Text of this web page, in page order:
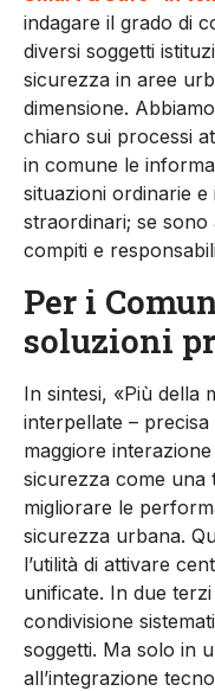
indagare il grado di
diversi soggetti
sicurezza in aree
dimensione.
chiaro sui processi
in comune le
situazioni ordinarie
straordinari; se sono
compiti e
Per i
soluzioni
In sintesi, «Più della
interpellate –
maggiore
sicurezza come una
migliorare le
sicurezza urbana.
l’utilità di attivare
unificate. In due
condivisione
soggetti. Ma solo in
all’integrazione